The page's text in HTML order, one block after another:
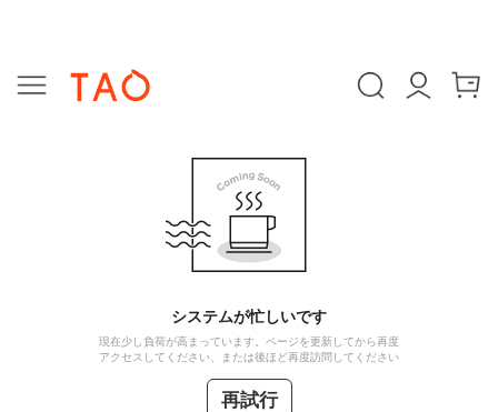
システムが忙しいです
現在少し負荷が高まっています。ページを更新してから再度
アクセスしてください、または後ほど再度訪問してください
再試行